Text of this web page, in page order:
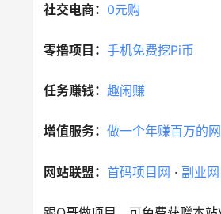
社交电商： 0元购
零撸项目： 手机免费挖Pi币
任务赚钱： 趣闲赚
增值服务： 做一个年赚百万的
网站联盟： 首码项目网 · 副业网